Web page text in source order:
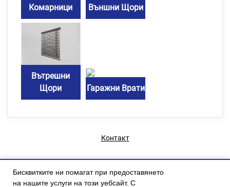
Бисквитките ни помагат при предоставянето
на нашите услуги на този уебсайт. С
Комарници Външни Щори
Вътрешни
Щори
Гаражни Врати
Контакт